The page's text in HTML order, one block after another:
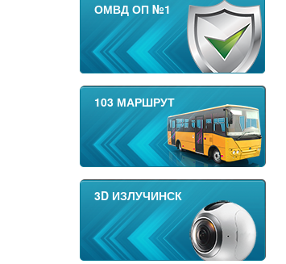
ОМВД ОП №1
103 МАРШРУТ
3D ИЗЛУЧИНСК